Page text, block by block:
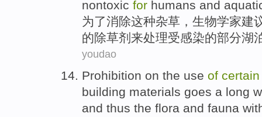
nontoxic for humans and
为了消除这种杂草， 生物学家建
的除草剂 来处理受感染的部分湖
youdao
Prohibition on the use of certain
building materials goes a long
and thus the flora and fauna